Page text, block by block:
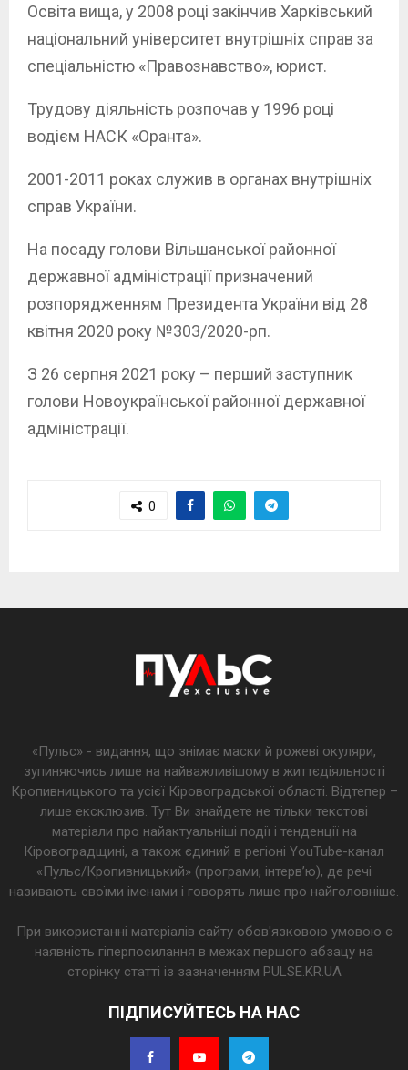
Освіта вища, у 2008 році закінчив Харківський
національний університет внутрішніх справ за
спеціальністю «Правознавство», юрист.
Трудову діяльність розпочав у 1996 році
водієм НАСК «Оранта».
2001-2011 роках служив в органах внутрішніх
справ України.
На посаду голови Вільшанської районної
державної адміністрації призначений
розпорядженням Президента України від 28
квітня 2020 року №303/2020-рп.
З 26 серпня 2021 року – перший заступник
голови Новоукраїнської районної державної
адміністрації.
0
«Пульс» - видання, що знімає маски й рожеві окуляри,
зупиняючись лише на найважливішому в життєдіяльності
Кропивницького та усієї Кіровоградської області. Відтепер –
лише ексклюзив. Тут Ви знайдете не тільки текстові
матеріали про найактуальніші події і тенденції на
Кіровоградщині, а також єдиний в регіоні YouTube-канал
«Пульс/Кропивницький» (програми, інтерв’ю), де речі
називають своїми іменами і говорять лише про найголовніше.
При використанні матеріалів сайту обов'язковою умовою є
наявність гіперпосилання в межах першого абзацу на
сторінку статті із зазначенням PULSE.KR.UA
ПІДПИСУЙТЕСЬ НА НАС